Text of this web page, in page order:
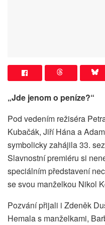
„Jde jenom o peníze?“
Pod vedením režiséra
Kubačák, Jiří Hána a
symbolicky zahájila 33.
Slavnostní premiéru si
speciálním představení
se svou manželkou Nikol
Pozvání přijali i Zdeněk
Hemala s manželkami,